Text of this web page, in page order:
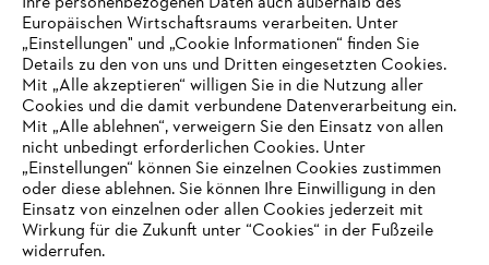
Unternehmen
Online Shop
Service
IHR BROWSER WIRD NICHT
UNTERSTÜTZT
Europäischen Wirtschaftsraums verarbeiten. Unter
„Einstellungen" und „Cookie Informationen“ finden Sie
Details zu den von uns und Dritten eingesetzten Cookies.
Mit „Alle akzeptieren“ willigen Sie in die Nutzung aller
Cookies und die damit verbundene Datenverarbeitung ein.
Mit „Alle ablehnen“, verweigern Sie den Einsatz von allen
nicht unbedingt erforderlichen Cookies. Unter
„Einstellungen“ können Sie einzelnen Cookies zustimmen
oder diese ablehnen. Sie können Ihre Einwilligung in den
Einsatz von einzelnen oder allen Cookies jederzeit mit
Wirkung für die Zukunft unter “Cookies“ in der Fußzeile
widerrufen.